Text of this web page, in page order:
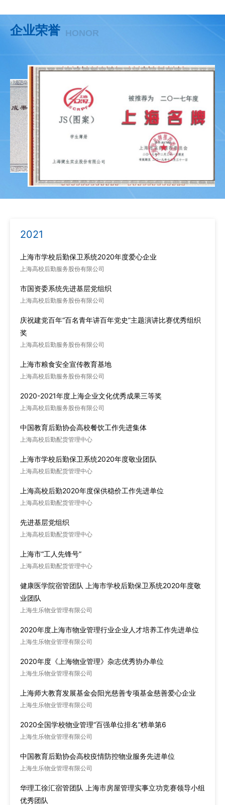
企业荣誉 HONOR
2021
上海市学校后勤保卫系统2020年度爱心企业
上海高校后勤服务股份有限公司
市国资委系统先进基层党组织
上海高校后勤服务股份有限公司
庆祝建党百年“百名青年讲百年党史”主题演讲比赛优秀组织
奖
上海高校后勤服务股份有限公司
上海市粮食安全宣传教育基地
上海高校后勤服务股份有限公司
2020-2021年度上海企业文化优秀成果三等奖
上海高校后勤服务股份有限公司
中国教育后勤协会高校餐饮工作先进集体
上海高校后勤配货管理中心
上海市学校后勤保卫系统2020年度敬业团队
上海高校后勤配货管理中心
上海高校后勤2020年度保供稳价工作先进单位
上海高校后勤配货管理中心
先进基层党组织
上海高校后勤配货管理中心
上海市“工人先锋号”
上海高校后勤配货管理中心
健康医学院宿管团队 上海市学校后勤保卫系统2020年度敬
业团队
上海生乐物业管理有限公司
2020年度上海市物业管理行业企业人才培养工作先进单位
上海生乐物业管理有限公司
2020年度《上海物业管理》杂志优秀协办单位
上海生乐物业管理有限公司
上海师大教育发展基金会阳光慈善专项基金慈善爱心企业
上海生乐物业管理有限公司
2020全国学校物业管理“百强单位排名”榜单第6
上海生乐物业管理有限公司
中国教育后勤协会高校疫情防控物业服务先进单位
上海生乐物业管理有限公司
华理工徐汇宿管团队 上海市房屋管理实事立功竞赛领导小组
优秀团队